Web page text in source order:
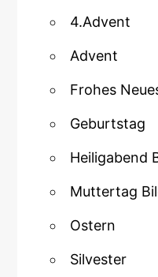
4.Advent
Advent
Frohes
Geburtstag
Heiligabend
Muttertag
Ostern
Silvester